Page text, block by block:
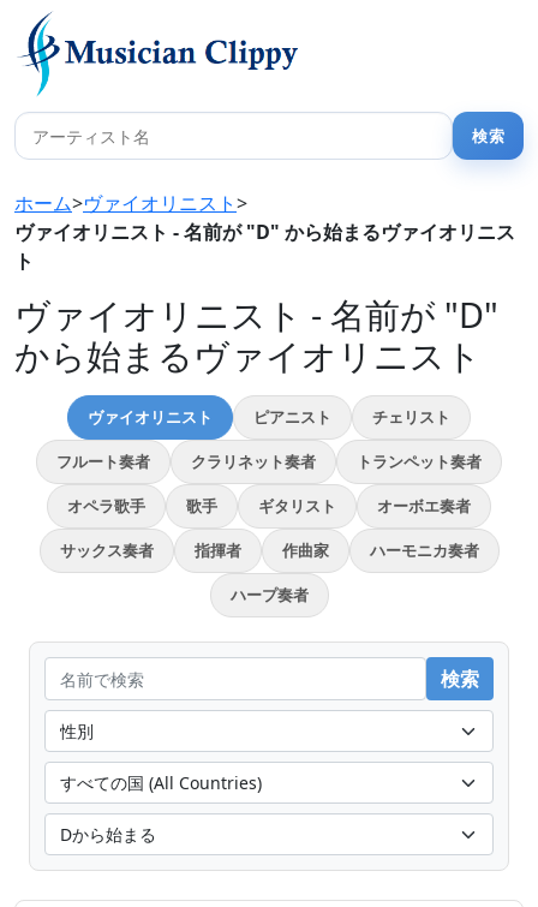
ホーム>ヴァイオリニスト>
ヴァイオリニスト - 名前が "D" から始まるヴァイオリニス
ト
ヴァイオリニスト - 名前が "D"
から始まるヴァイオリニスト
ヴァイオリニスト ピアニスト チェリスト
フルート奏者 クラリネット奏者 トランペット奏者
オペラ歌手 歌手 ギタリスト オーボエ奏者
サックス奏者 指揮者 作曲家 ハーモニカ奏者
ハープ奏者